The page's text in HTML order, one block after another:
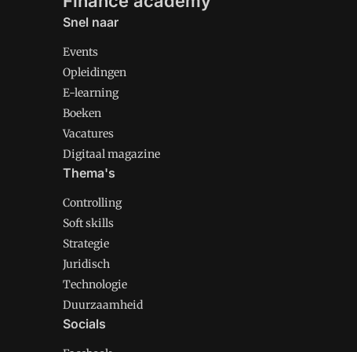
Snel naar
Events
Opleidingen
E-learning
Boeken
Vacatures
Digitaal magazine
Thema's
Controlling
Soft skills
Strategie
Juridisch
Technologie
Duurzaamheid
Socials